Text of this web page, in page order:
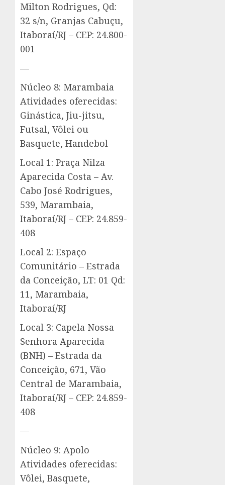
Milton Rodrigues, Qd:
32 s/n, Granjas Cabuçu,
Itaboraí/RJ – CEP: 24.800-
001
—
Núcleo 8: Marambaia
Atividades oferecidas:
Ginástica, Jiu-jitsu,
Futsal, Vôlei ou
Basquete, Handebol
Local 1: Praça Nilza
Aparecida Costa – Av.
Cabo José Rodrigues,
539, Marambaia,
Itaboraí/RJ – CEP: 24.859-
408
Local 2: Espaço
Comunitário – Estrada
da Conceição, LT: 01 Qd:
11, Marambaia,
Itaboraí/RJ
Local 3: Capela Nossa
Senhora Aparecida
(BNH) – Estrada da
Conceição, 671, Vão
Central de Marambaia,
Itaboraí/RJ – CEP: 24.859-
408
—
Núcleo 9: Apolo
Atividades oferecidas:
Vôlei, Basquete,